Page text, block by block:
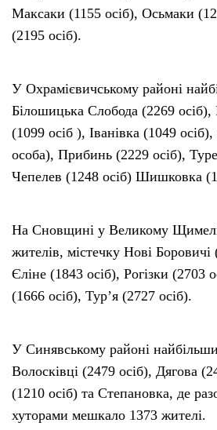
Максаки (1155 осіб), Осьмаки
(2195 осіб).
У Охрамієвичському районі
Білошицька Слобода (2269 осіб),
(1099 осіб ), Іванівка (1049
особа), Прибинь (2229 осіб),
Чепелев (1248 осіб) Шишковка
На Сновщині у Великому
жителів, містечку Нові Боровичі
Єліне (1843 осіб), Рогізки (2703
(1666 осіб), Тур’я (2727 осіб).
У Синявському районі
Волосківці (2479 осіб), Дягова
(1210 осіб) та Степановка, де
хуторами мешкало 1373 жителі.